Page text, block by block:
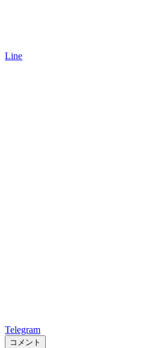
Line
Telegram
コメント